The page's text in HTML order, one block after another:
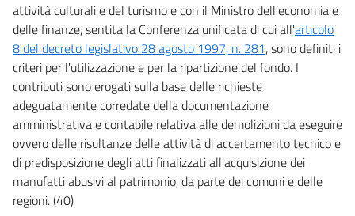
attività culturali e del turismo e con il Ministro dell'economia e
delle finanze, sentita la Conferenza unificata di cui all'articolo
8 del decreto legislativo 28 agosto 1997, n. 281, sono definiti i
criteri per l'utilizzazione e per la ripartizione del fondo. I
contributi sono erogati sulla base delle richieste
adeguatamente corredate della documentazione
amministrativa e contabile relativa alle demolizioni da eseguire
ovvero delle risultanze delle attività di accertamento tecnico e
di predisposizione degli atti finalizzati all'acquisizione dei
manufatti abusivi al patrimonio, da parte dei comuni e delle
regioni. (40)